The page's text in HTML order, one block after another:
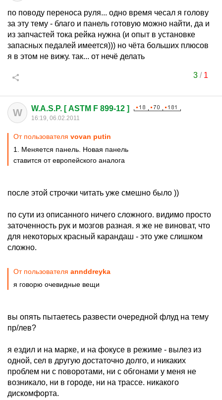
по поводу переноса руля... одно время чесал я голову
за эту тему - благо и панель готовую можно найти, да и
из запчастей тока рейка нужна (и опыт в установке
запасных педалей имеется))) но чёта больших плюсов
я в этом не вижу. так... от нечё делать
3/ 1
W W.A.S.P. [ ASTM F 899-12 ]
16:19, 06.02.2011
От пользователя vovan putin
1. Меняется панель. Новая панель
ставится от европейского аналога
после этой строчки читать уже смешно было ))
по сути из описанного ничего сложного. видимо просто
заточенность рук и мозгов разная. я же не виноват, что
для некоторых красный карандаш - это уже слишком
сложно.
От пользователя annddreyka
я говорю очевидные вещи
вы опять пытаетесь развести очередной флуд на тему
пр/лев?
я ездил и на марке, и на фокусе в режиме - вылез из
одной, сел в другую достаточно долго, и никаких
проблем ни с поворотами, ни с обгонами у меня не
возникало, ни в городе, ни на трассе. никакого
дискомфорта.